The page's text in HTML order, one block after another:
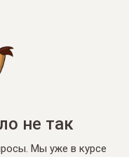
не так
Мы уже в курсе